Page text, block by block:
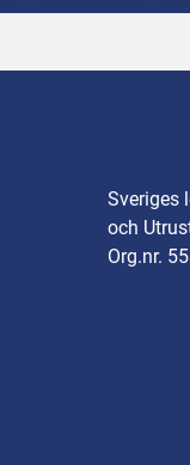
Sveriges
och
Org.nr.